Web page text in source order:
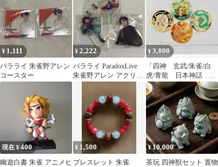
¥ 1,111
パラライ 朱雀野アレン
コースター
¥2,222
パラライ ParadoxLive
朱雀野アレン アクリル
¥3,800
「四神 玄武/朱雀/白
虎/青龍 日本神話 コ
イン セット」
現在 ¥400
幽遊白書 朱雀 アニメヒ
¥ 1,500
ブレスレット 朱雀
¥10,000
茶玩 四神獣セット 置物